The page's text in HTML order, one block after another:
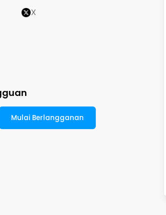
X
Mulai Berlangganan